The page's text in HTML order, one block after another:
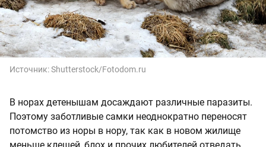
Источник:Shutterstock/Fotodom.ru
В норах детенышам досаждают различные паразиты.
Поэтому заботливые самки неоднократно переносят
потомство из норы в нору, так как в новом жилище